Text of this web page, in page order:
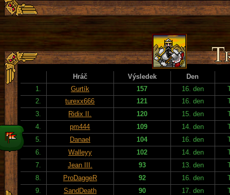
Hráč Výsledek
Den
1.
Gurtík 157 16. den
2.
turexx666 121 16. den
3.
Ridix II. 120 15. den
4.
pm444 109 14. den
5.
Danael 104 16. den
6.
Walleyy 102 14. den
7.
Jean III. 93 13. den
8.
ProDaggeR 92 16. den
9.
SandDeath 90 17. den